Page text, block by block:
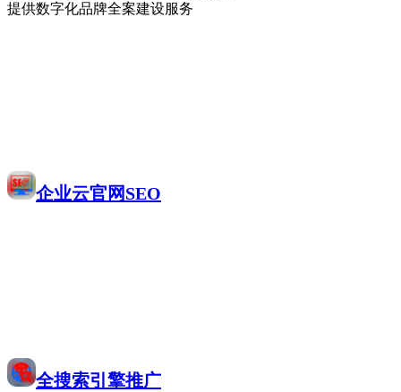
提供数字化品牌全案建设服务
企业云官网SEO
全搜索引擎推广